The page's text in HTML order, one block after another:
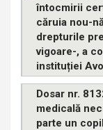
întocmirii
căruia nou-
drepturile
vigoare-, a
instituției
Dosar nr.
medicală
parte un